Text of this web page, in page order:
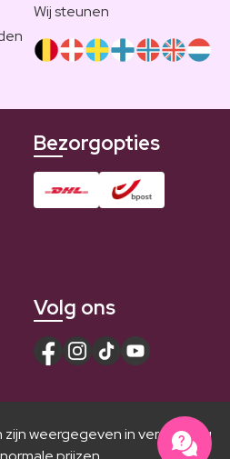
Wij steunen
Bezorgopties
Volg ons
weergegeven in vergelijking